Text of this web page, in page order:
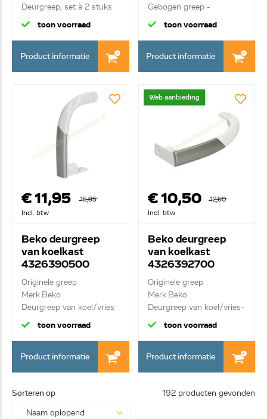
Deurgreep, set à 2 stuks
toon voorraad
Product informatie
Gebogen greep -
aluminium/wit...
toon voorraad
Product informatie
€ 11,95
15,95
Incl. btw
Beko deurgreep
van koelkast
4326390500
Originele greep
Merk Beko
Deurgreep van koel/vries
combina...
toon voorraad
Product informatie
Web aanbieding
€ 10,50
12,50
Incl. btw
Beko deurgreep
van koelkast
4326392700
Originele greep
Merk Beko
Deurgreep van koel/vries-
combina...
toon voorraad
Product informatie
Sorteren op 192 producten gevonden